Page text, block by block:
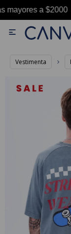
mayores a

Vestimenta